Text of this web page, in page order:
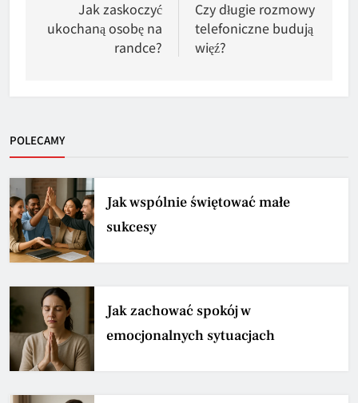
wpisuJak zaskoczyć
ukochaną osobę na
randce?
Czy długie rozmowy
telefoniczne budują
więź?
POLECAMY
Jak wspólnie świętować małe
sukcesy
Jak zachować spokój w
emocjonalnych sytuacjach